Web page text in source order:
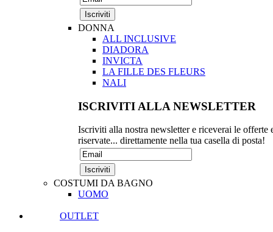
DONNA
ALL INCLUSIVE
DIADORA
INVICTA
LA FILLE DES FLEURS
NALI
ISCRIVITI ALLA NEWSLETTER
Iscriviti alla nostra newsletter e riceverai le offerte
riservate... direttamente nella tua casella di posta!
COSTUMI DA BAGNO
UOMO
OUTLET